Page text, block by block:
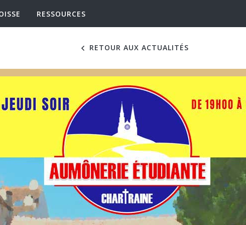
RESSOURCES
RETOUR AUX ACTUALITÉS